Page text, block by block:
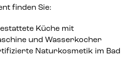
finden Sie:
Küche mit
und Wasserkocher
Naturkosmetik im Bad